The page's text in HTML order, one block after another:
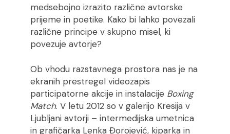
medsebojno izrazito različne avtorske
prijeme in poetike. Kako bi lahko povezali
različne principe v skupno misel, ki
povezuje avtorje?
Ob vhodu razstavnega prostora nas je na
ekranih prestregel videozapis
participatorne akcije in instalacije Boxing
Match. V letu 2012 so v galerijo Kresija v
Ljubljani avtorji – intermedijska umetnica
in grafičarka Lenka Đorojević, kiparka in